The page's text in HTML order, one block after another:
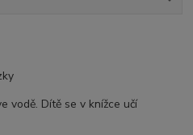
vodě. Dítě se v knížce učí